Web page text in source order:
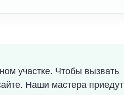
участке. Чтобы вызвать
Наши мастера приедут